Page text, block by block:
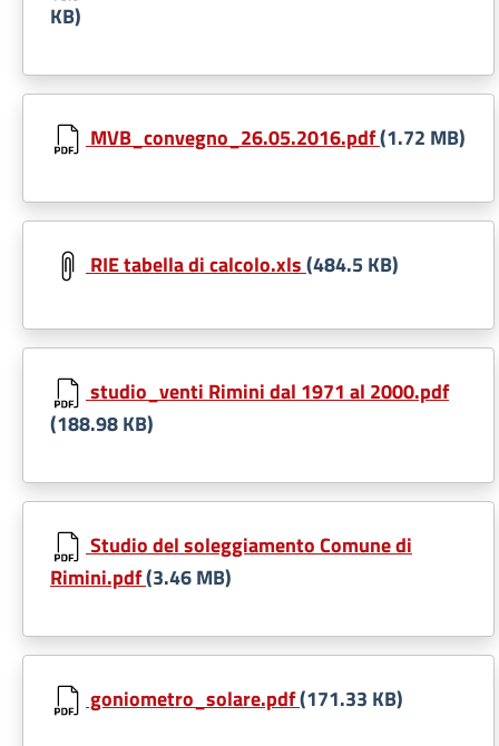
KB)
MVB_convegno_26.05.2016.pdf(1.72 MB)
RIE tabella di calcolo.xls(484.5 KB)
studio_venti Rimini dal 1971 al 2000.pdf
(188.98 KB)
Studio del soleggiamento Comune di
Rimini.pdf(3.46 MB)
goniometro_solare.pdf(171.33 KB)